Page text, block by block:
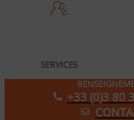
SERVICES
+33 (0)3 80